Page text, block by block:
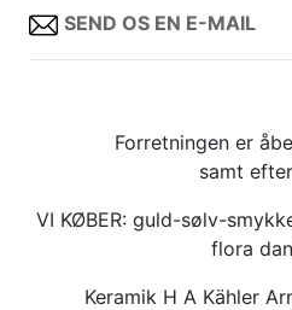
SEND OS EN E-MAIL
Forretningen er
samt
VI KØBER: guld-sølv-
flora
Keramik H A Kähler